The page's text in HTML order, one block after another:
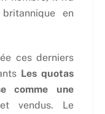
en
ces derniers
Les quotas
comme une
vendus. Le